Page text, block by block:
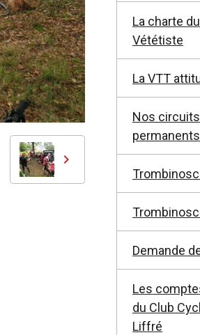
La charte du
Vététiste
La VTT
Nos circuits
permanents
Demande
Les
du Club
Liffré